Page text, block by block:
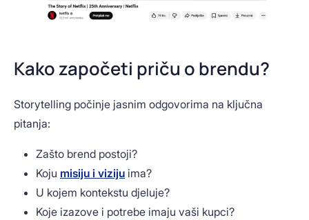
Kako započeti priču o brendu?
Storytelling počinje jasnim odgovorima na ključna
pitanja:
Zašto brend postoji?
Koju misiju i viziju ima?
U kojem kontekstu djeluje?
Koje izazove i potrebe imaju vaši kupci?